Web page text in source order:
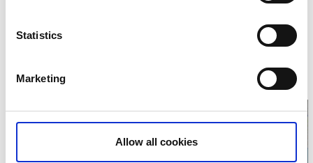
Statistics
Marketing
Allow all cookies
Lilla Wester
Telefon:0